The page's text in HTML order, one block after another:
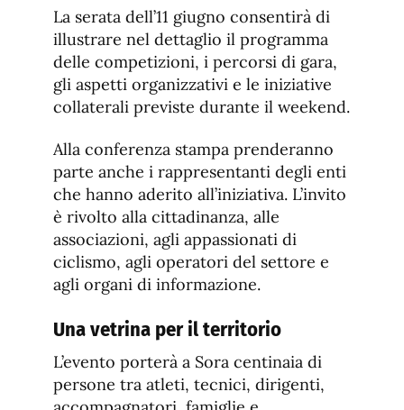
La serata dell’11 giugno consentirà di
illustrare nel dettaglio il programma
delle competizioni, i percorsi di gara,
gli aspetti organizzativi e le iniziative
collaterali previste durante il weekend.
Alla conferenza stampa prenderanno
parte anche i rappresentanti degli enti
che hanno aderito all’iniziativa. L’invito
è rivolto alla cittadinanza, alle
associazioni, agli appassionati di
ciclismo, agli operatori del settore e
agli organi di informazione.
Una vetrina per il territorio
L’evento porterà a Sora centinaia di
persone tra atleti, tecnici, dirigenti,